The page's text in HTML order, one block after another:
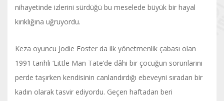
nihayetinde izlerini sürdüğü bu meselede büyük bir hayal
kırıklığına uğruyordu.
Keza oyuncu Jodie Foster da ilk yönetmenlik çabası olan
1991 tarihli ‘Little Man Tate’de dâhi bir çocuğun sorunlarını
perde taşırken kendisinin canlandırdığı ebeveyni sıradan bir
kadın olarak tasvir ediyordu. Geçen haftadan beri